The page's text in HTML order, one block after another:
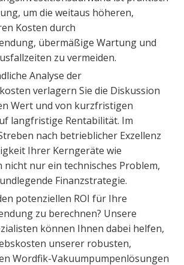
um die weitaus höheren,
Kosten durch
übermäßige Wartung und
zu vermeiden.
Analyse der
verlagern Sie die Diskussion
Wert und von kurzfristigen
langfristige Rentabilität. Im
nach betrieblicher Exzellenz
Ihrer Kerngeräte wie
nicht nur ein technisches Problem,
Finanzstrategie.
potenziellen ROI für Ihre
zu berechnen? Unsere
können Ihnen dabei helfen,
unserer robusten,
Wordfik-Vakuumpumpenlösungen